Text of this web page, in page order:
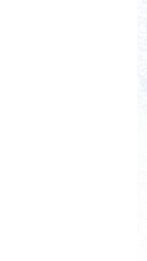
Piese si componente
Piese electrice